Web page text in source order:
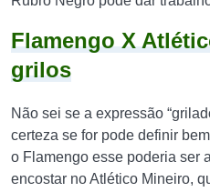
Flamengo X
grilos
Não sei se a expressão
certeza se for pode definir
o Flamengo esse poderia ser
encostar no Atlético Mineiro,